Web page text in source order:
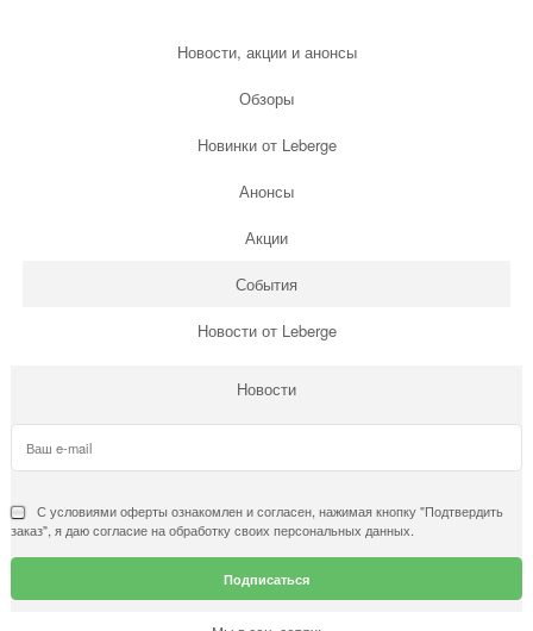
Новости, акции и анонсы
Обзоры
Новинки от Leberge
Анонсы
Акции
События
Новости от Leberge
Новости
С условиямиоферты ознакомлен и согласен, нажимая кнопку "Подтвердить
заказ", я даю согласие на обработку своих персональных данных.